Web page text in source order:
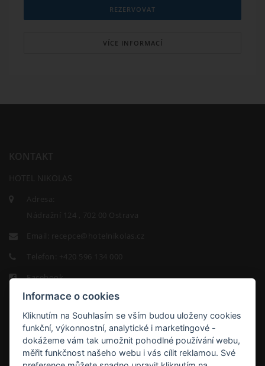
REZERVOVAT
VÍCE INFORMACÍ
HOTEL NIKOLAS
Adresa:
Nádražní 124 , 702 00 Ostrava
Email:
recepce@hotelnikolas.cz
Telefon:
+420 596 134 000
Facebook
HOTEL
Informace o cookies
Kliknutím na Souhlasím se vším budou uloženy cookies
funkční, výkonnostní, analytické i marketingové -
dokážeme vám tak umožnit pohodlné používání webu,
měřit funkčnost našeho webu i vás cílit reklamou. Své